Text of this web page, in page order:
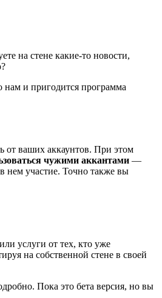
на стене какие-то новости,
нам и пригодится программа
от ваших аккаунтов. При этом
чужими аккантами —
нем участие. Точно также вы
услуги от тех, кто уже
на собственной стене в своей
Пока это бета версия, но вы